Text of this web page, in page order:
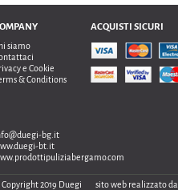
siamo
e Cookie
& Conditions
ACQUISTI SICURI
bg.it
bt.it
2019 Duegi sito web realizzato da